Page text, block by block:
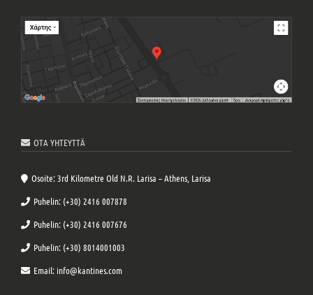
OTA YHTEYTTÄ
Osoite: 3rd Kilometre Old N.R. Larisa – Athens, Larisa
Puhelin: (+30) 2416 007878
Puhelin: (+30) 2416 007676
Puhelin: (+30) 8014001003
Email: info@kantines.com